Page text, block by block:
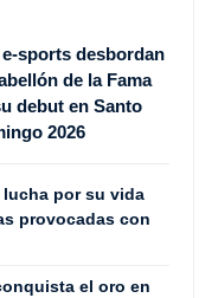
sports desbordan
de la Fama
debut en Santo
2026
por su vida
provocadas con
el oro en